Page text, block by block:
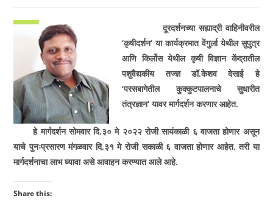
दूरदर्शनच्या सह्याद्री वाहिनीवरील
‘कृषीदर्शन‘या कार्यक्रमात वेंगुर्ला येथील सुपुत्र
आणि किर्लोस येथील कृषी विज्ञान केंद्रातील
पशुवैद्यकीय तज्ज्ञ डॉ.केशव देसाई हे
‘परसबागेतील कुक्कुटपालनाचे सुधारीत
तंत्रज्ञान‘यावर मार्गदर्शन करणार आहेत.
हे मार्गदर्शन सोमवार दि.३० मे २०२२ रोजी सायंकाळी ६ वाजता होणार असून
याचे पुनःप्रसारण मंगळवार दि.३१ मे रोजी सकाळी ६ वाजता होणार आहेत. तरी या
मार्गदर्शनाचा लाभ घ्यावा असे आवाहन करण्यात आले आहे.
Share this: